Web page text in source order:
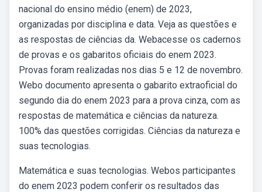
nacional do ensino médio (enem) de 2023,
organizadas por disciplina e data. Veja as questões e
as respostas de ciências da. Webacesse os cadernos
de provas e os gabaritos oficiais do enem 2023.
Provas foram realizadas nos dias 5 e 12 de novembro.
Webo documento apresenta o gabarito extraoficial do
segundo dia do enem 2023 para a prova cinza, com as
respostas de matemática e ciências da natureza.
100% das questões corrigidas. Ciências da natureza e
suas tecnologias.
Matemática e suas tecnologias. Webos participantes
do enem 2023 podem conferir os resultados das